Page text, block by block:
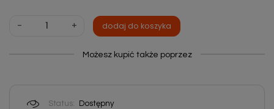
- + dodaj do koszyka
Możesz kupić także poprzez
Status:
Dostępny